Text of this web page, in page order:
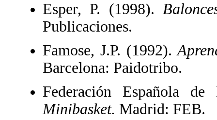
Esper, P. (1998).
Publicaciones.
Famose, J.P. (1992).
Barcelona: Paidotribo.
Federación Española
Minibasket. Madrid: FEB.